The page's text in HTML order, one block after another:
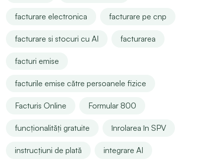
facturare electronica facturare pe cnp
facturare si stocuri cu AI facturarea
facturi emise
facturile emise către persoanele fizice
Facturis Online Formular 800
funcționalități gratuite înrolarea în SPV
instrucțiuni de plată integrare AI